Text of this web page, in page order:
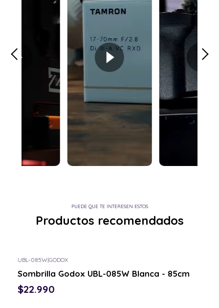
PUEDE QUE TE INTERESEN ESTOS
Productos recomendados
UBL-085W|GODOX
Sombrilla Godox UBL-085W Blanca - 85cm
$22.990